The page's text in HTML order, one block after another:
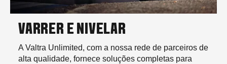
VARRER E NIVELAR
A Valtra Unlimited, com a nossa rede de parceiros de
alta qualidade, fornece soluções completas para